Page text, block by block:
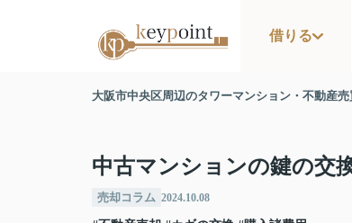
借りる
大阪市中央区周辺のタワーマンション・不動産
中古マンションの鍵の交
売却コラム 2024.10.08